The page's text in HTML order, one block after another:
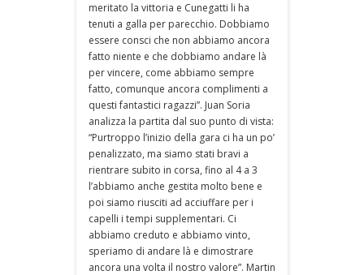
meritato la vittoria e Cunegatti li ha
tenuti a galla per parecchio. Dobbiamo
essere consci che non abbiamo ancora
fatto niente e che dobbiamo andare là
per vincere, come abbiamo sempre
fatto, comunque ancora complimenti a
questi fantastici ragazzi”. Juan Soria
analizza la partita dal suo punto di vista:
“Purtroppo l’inizio della gara ci ha un po’
penalizzato, ma siamo stati bravi a
rientrare subito in corsa, fino al 4 a 3
l’abbiamo anche gestita molto bene e
poi siamo riusciti ad acciuffare per i
capelli i tempi supplementari. Ci
abbiamo creduto e abbiamo vinto,
speriamo di andare là e dimostrare
ancora una volta il nostro valore”. Martin